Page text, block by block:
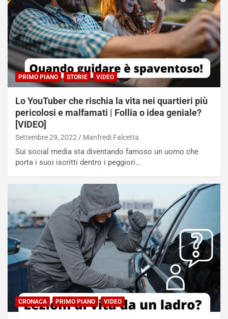
PRIMO PIANO STORIE VIDEO
Lo YouTuber che rischia la vita nei quartieri più
pericolosi e malfamati | Follia o idea geniale?
[VIDEO]
Settembre 29, 2022 Manfredi Falcetta
Sui social media sta diventando famoso un uomo che
porta i suoi iscritti dentro i peggiori…
CRONACA PRIMO PIANO VIDEO